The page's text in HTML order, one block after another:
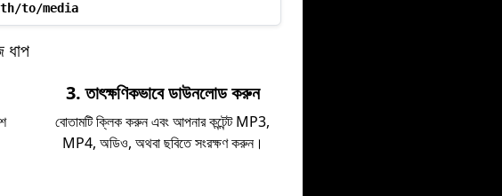
to/media
ধাপ
3. তাৎক্ষণিকভাবে ডাউনলোড করুন
বোতামটি ক্লিক করুন এবং আপনার কন্টেন্ট MP3,
MP4, অডিও, অথবা ছবিতে সংরক্ষণ করুন।